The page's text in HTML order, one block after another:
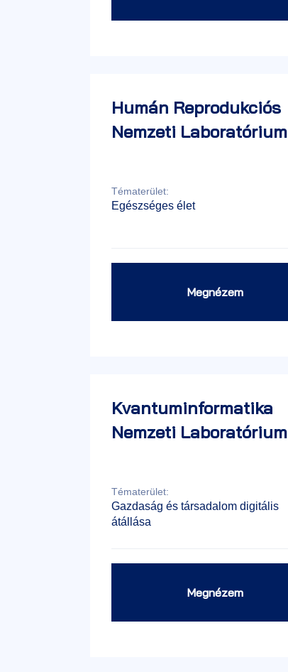
Humán Reprodukciós
Nemzeti Laboratórium
Tématerület:
Egészséges élet
Megnézem
Kvantuminformatika
Nemzeti Laboratórium
Tématerület:
Gazdaság és társadalom digitális
átállása
Megnézem